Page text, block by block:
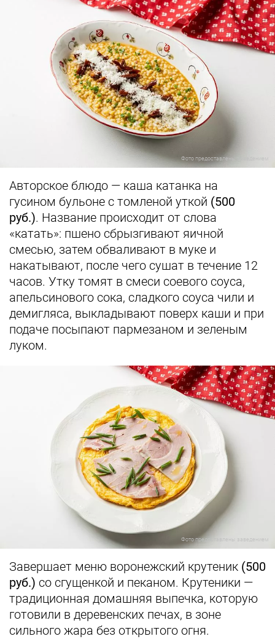
Фото предоставлены заведением
Авторское блюдо — каша катанка на
гусином бульоне с томленой уткой (500
руб.). Название происходит от слова
«катать»: пшено сбрызгивают яичной
смесью, затем обваливают в муке и
накатывают, после чего сушат в течение 12
часов. Утку томят в смеси соевого соуса,
апельсинового сока, сладкого соуса чили и
демигляса, выкладывают поверх каши и при
подаче посыпают пармезаном и зеленым
луком.
Фото предоставлены заведением
Завершает меню воронежский крутеник (500
руб.) со сгущенкой и пеканом. Крутеники —
традиционная домашняя выпечка, которую
готовили в деревенских печах, в зоне
сильного жара без открытого огня.